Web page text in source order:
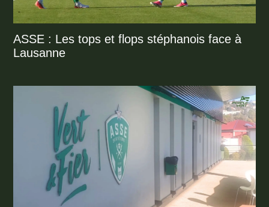
ASSE : Les tops et flops stéphanois face à
Lausanne